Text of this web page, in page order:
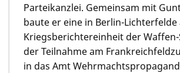
Parteikanzlei. Gemeinsam mit
baute er eine in Berlin-
Kriegsberichtereinheit der Waffen-
der Teilnahme am
in das Amt